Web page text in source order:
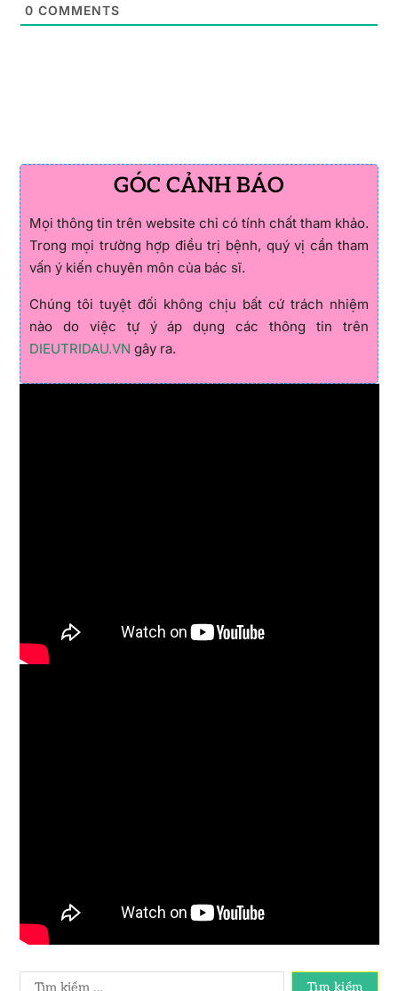
0 COMMENTS
GÓC CẢNH BÁO
Mọi thông tin trên website chỉ có tính chất tham khảo.
Trong mọi trường hợp điều trị bệnh, quý vị cần tham
vấn ý kiến chuyên môn của bác sĩ.
Chúng tôi tuyệt đối không chịu bất cứ trách nhiệm
nào do việc tự ý áp dụng các thông tin trên
DIEUTRIDAU.VN gây ra.